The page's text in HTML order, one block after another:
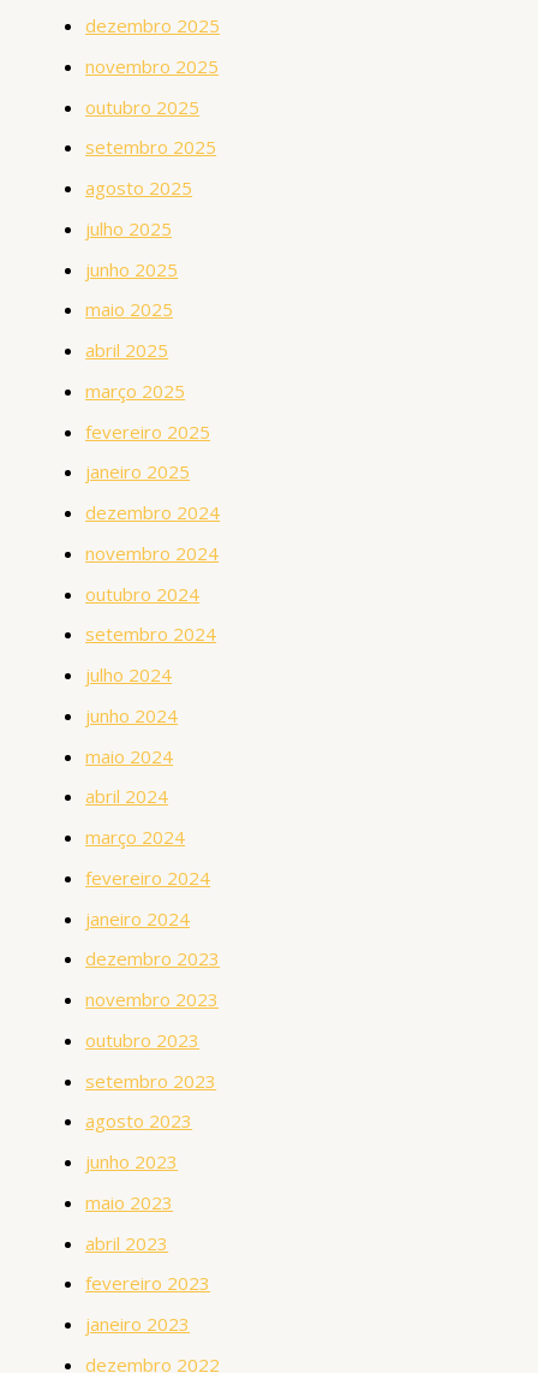
dezembro 2025
novembro 2025
outubro 2025
setembro 2025
agosto 2025
julho 2025
junho 2025
maio 2025
abril 2025
março 2025
fevereiro 2025
janeiro 2025
dezembro 2024
novembro 2024
outubro 2024
setembro 2024
julho 2024
junho 2024
maio 2024
abril 2024
março 2024
fevereiro 2024
janeiro 2024
dezembro 2023
novembro 2023
outubro 2023
setembro 2023
agosto 2023
junho 2023
maio 2023
abril 2023
fevereiro 2023
janeiro 2023
dezembro 2022